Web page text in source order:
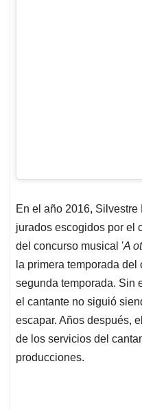
En el año 2016,
jurados escogidos por el
del concurso musical 'A
la primera temporada
segunda temporada. Sin
el cantante no siguió
escapar. Años después,
de los servicios del
producciones.